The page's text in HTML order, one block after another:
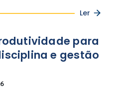
Ler
para
e gestão